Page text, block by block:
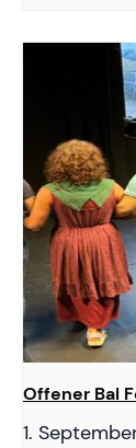
Offener Bal
1.